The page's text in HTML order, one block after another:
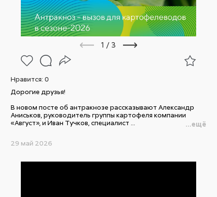
1 / 3
Нравится:0
Дорогие друзья!
В новом посте об антракнозе рассказывают Александр
Аниськов, руководитель группы картофеля компании
«Август», и Иван Тучков, специалист ...
...ещё
29 май 2026